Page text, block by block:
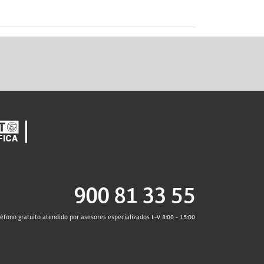
900 81 33 55
gratuito atendido por asesores especializados L-V 8:00 - 15:00